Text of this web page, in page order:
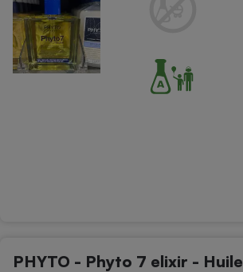
PHYTO - Phyto 7 elixir - Huile